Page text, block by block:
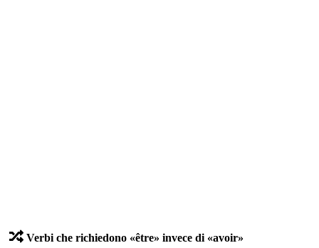
Verbi che richiedono «être» invece di «avoir»